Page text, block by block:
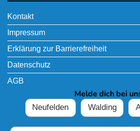
Kontakt
Impressum
Erklärung zur Barrierefreiheit
Datenschutz
AGB
Melde dich bei
Neufelden Walding